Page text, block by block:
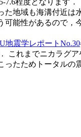
程度となります．
地域も海溝付近は
能性があるので，
地震学レポートNo.30
これまでニカラグ
たためトータルの